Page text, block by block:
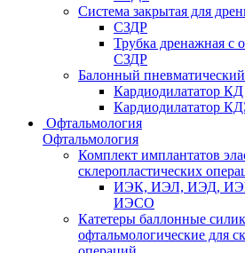
Система закрытая для
СЗДР
Трубка дренажная с
СЗДР
Балонный
Кардиодилататор КД
Кардиодилататор
Офтальмология
Офтальмология
Комплект имплантатов
склеропластических
ИЭК, ИЭЛ, ИЭД,
ИЭСО
Катетеры баллонные
офтальмологические для